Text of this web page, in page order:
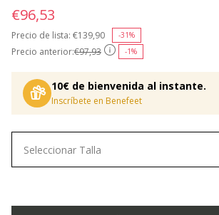
Precio anterior:€97,93 -1%
Precio de lista: Price reduced from
€139,90 -31%
€96,53
10€ de bienvenida al instante.
Inscríbete en Benefeet
Seleccionar Talla